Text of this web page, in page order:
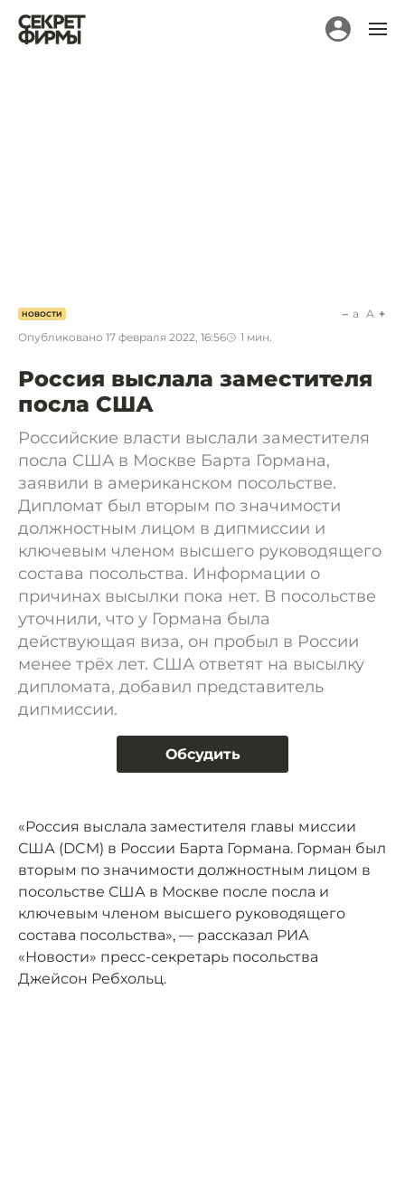
НОВОСТИ
Опубликовано 17 февраля 2022, 16:56 1 мин.
a A
Россия выслала заместителя
посла США
Российские власти выслали заместителя
посла США в Москве Барта Гормана,
заявили в американском посольстве.
Дипломат был вторым по значимости
должностным лицом в дипмиссии и
ключевым членом высшего руководящего
состава посольства. Информации о
причинах высылки пока нет. В посольстве
уточнили, что у Гормана была
действующая виза, он пробыл в России
менее трёх лет. США ответят на высылку
дипломата, добавил представитель
дипмиссии.
Обсудить
«Россия выслала заместителя главы миссии
США (DCM) в России Барта Гормана. Горман был
вторым по значимости должностным лицом в
посольстве США в Москве после посла и
ключевым членом высшего руководящего
состава посольства», — рассказал РИА
«Новости» пресс-секретарь посольства
Джейсон Ребхольц.